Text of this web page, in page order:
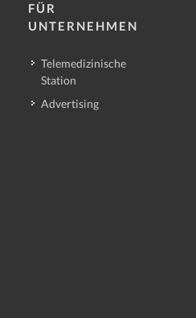
FÜR
UNTERNEHMEN
Telemedizinische
Station
Advertising